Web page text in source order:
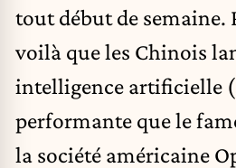
tout début de semaine.
voilà que les Chinois
intelligence artificielle
performante que le
la société américaine